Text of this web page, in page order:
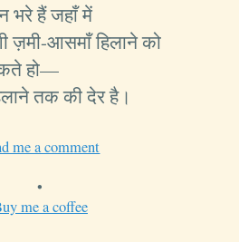
भरे हैं जहाँ में
ज़मी-आसमाँ हिलाने को
हो—
तक की देर है।
me a comment
•
me a coffee